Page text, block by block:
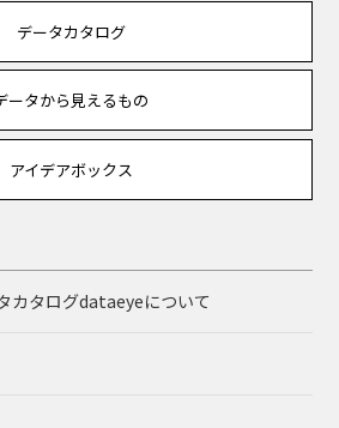
データカタログ
ータから見えるもの
アイデアボックス
カタログdataeyeについて